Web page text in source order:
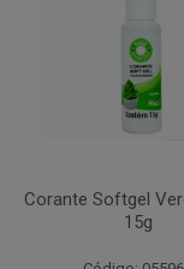
Corante Softgel
15g